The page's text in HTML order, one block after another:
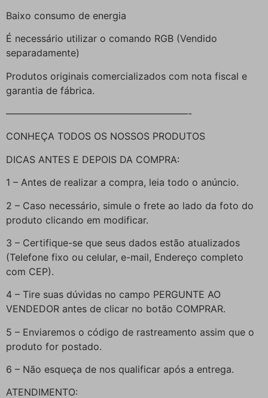
Baixo consumo de energia
É necessário utilizar o comando RGB (Vendido
separadamente)
Produtos originais comercializados com nota fiscal e
garantia de fábrica.
———————————————————-
CONHEÇA TODOS OS NOSSOS PRODUTOS
DICAS ANTES E DEPOIS DA COMPRA:
1 – Antes de realizar a compra, leia todo o anúncio.
2 – Caso necessário, simule o frete ao lado da foto do
produto clicando em modificar.
3 – Certifique-se que seus dados estão atualizados
(Telefone fixo ou celular, e-mail, Endereço completo
com CEP).
4 – Tire suas dúvidas no campo PERGUNTE AO
VENDEDOR antes de clicar no botão COMPRAR.
5 – Enviaremos o código de rastreamento assim que o
produto for postado.
6 – Não esqueça de nos qualificar após a entrega.
ATENDIMENTO: